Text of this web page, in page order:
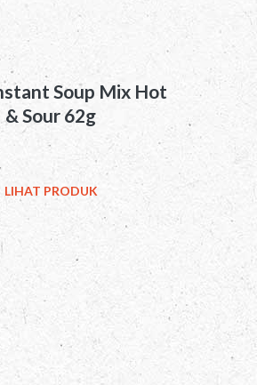
Soup Mix Hot
& Sour 62g
LIHAT PRODUK